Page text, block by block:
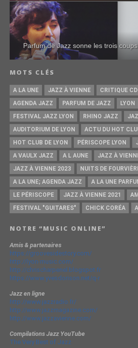
Parfum de Jazz sonne les trois
MOTS CLÉS
A LA UNE JAZZ À VIENNE
CRITIQUE
AGENDA JAZZ
PARFUM DE JAZZ
LYON
FESTIVAL JAZZ LYON
RHINO JAZZ
AUDITORIUM DE LYON
ACTU DU HOT
HOT CLUB DE LYON
PÉRISCOPE LYON
A VAULX JAZZ
A L AUNE JAZZ À
JAZZ À VIENNE 2023
NUITS DE
A LA UNE; AGENDA JAZZ
A LA UNE
LE PÉRISCOPE
JAZZ À VIENNE 2021
FESTIVAL "GUITARES"
CHICK CORÉA
NOTRE “MUSIC ONLINE”
Amis & partenaires
https://groovesidestory.com/
http://lyon-music.com/
http://chrischarpenel.blogspot.fr
https://www.yvesdorison.net/q-r
Jazz en ligne
http://www.jazzradio.fr/
http://www.jazzmagazine.com/
http://www.jazzavienne.com/
Compilations Jazz YouTube
The Very Best of Jazz